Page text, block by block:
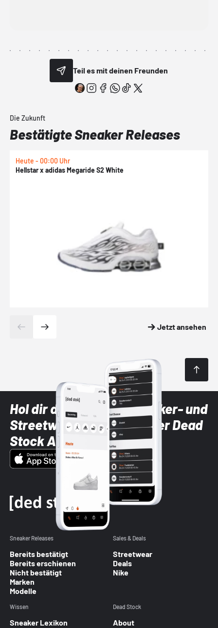
Teil es mit deinen Freunden
Die Zukunft
Bestätigte Sneaker Releases
Heute - 00:00 Uhr
Hellstar x adidas Megaride S2 White
Jetzt ansehen
Hol dir die neuesten Sneaker- und
Streetwear-Brands mit der Dead
Stock App
Sneaker Releases
Bereits bestätigt
Bereits erschienen
Nicht bestätigt
Marken
Modelle
Sales & Deals
Streetwear
Deals
Nike
Wissen
Sneaker Lexikon
Dead Stock
About